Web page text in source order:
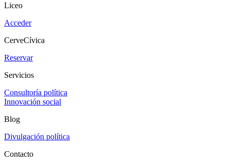
Liceo
Acceder
CerveCívica
Reservar
Servicios
Consultoría política
Innovación social
Blog
Divulgación política
Contacto